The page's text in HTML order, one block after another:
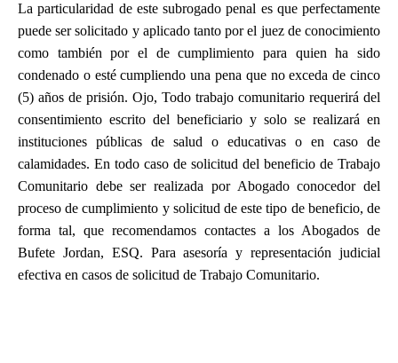
La particularidad de este subrogado penal es que perfectamente
puede ser solicitado y aplicado tanto por el juez de conocimiento
como también por el de cumplimiento para quien ha sido
condenado o esté cumpliendo una pena que no exceda de cinco
(5) años de prisión. Ojo, Todo trabajo comunitario requerirá del
consentimiento escrito del beneficiario y solo se realizará en
instituciones públicas de salud o educativas o en caso de
calamidades. En todo caso de solicitud del beneficio de Trabajo
Comunitario debe ser realizada por Abogado conocedor del
proceso de cumplimiento y solicitud de este tipo de beneficio, de
forma tal, que recomendamos contactes a los Abogados de
Bufete Jordan, ESQ. Para asesoría y representación judicial
efectiva en casos de solicitud de Trabajo Comunitario.